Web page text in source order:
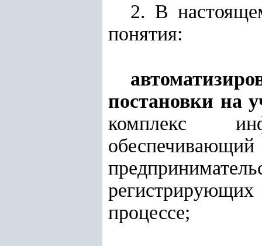
2. В
понятия:
постановки на
комплекс
процессе;